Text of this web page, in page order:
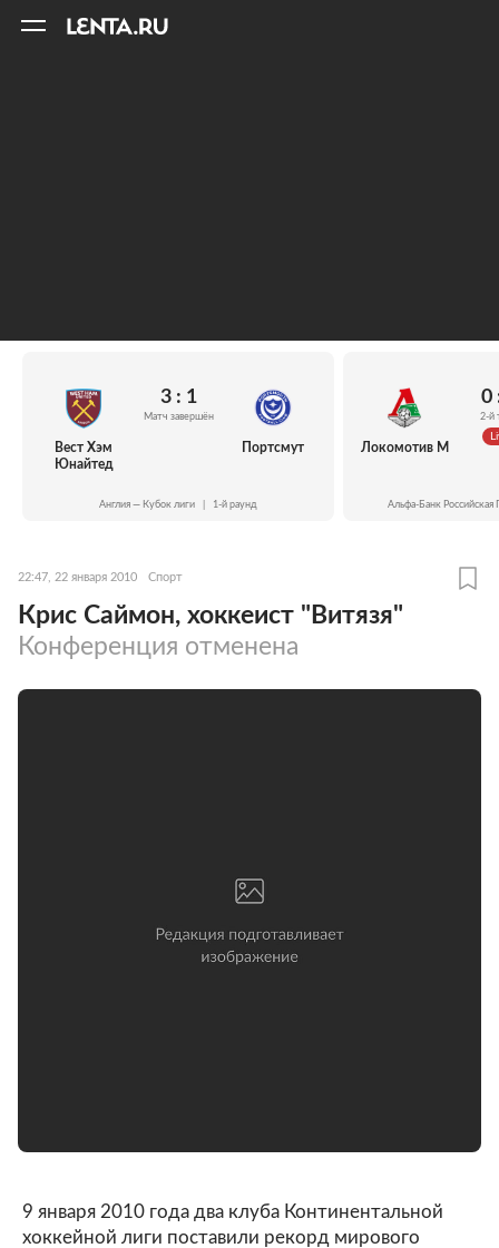
Вест Хэм
Юнайтед
3 : 1
Матч завершён
Портсмут
Англия — Кубок лиги 1-й раунд
Локомотив М
0
2-й
Альфа-Банк Российская
22:47, 22 января 2010 Спорт
Крис Саймон, хоккеист "Витязя"
Конференция отменена
9 января 2010 года два клуба Континентальной
хоккейной лиги поставили рекорд мирового